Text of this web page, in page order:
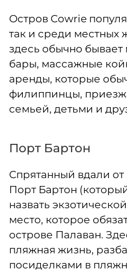
Остров Cowrie
так и среди местных
здесь обычно бывает
бары, массажные
аренды, которые
филиппинцы,
семьей, детьми и
Порт Бартон
Спрятанный вдали
Порт Бартон
назвать
место, которое
острове Палаван.
пляжная жизнь,
посиделками в